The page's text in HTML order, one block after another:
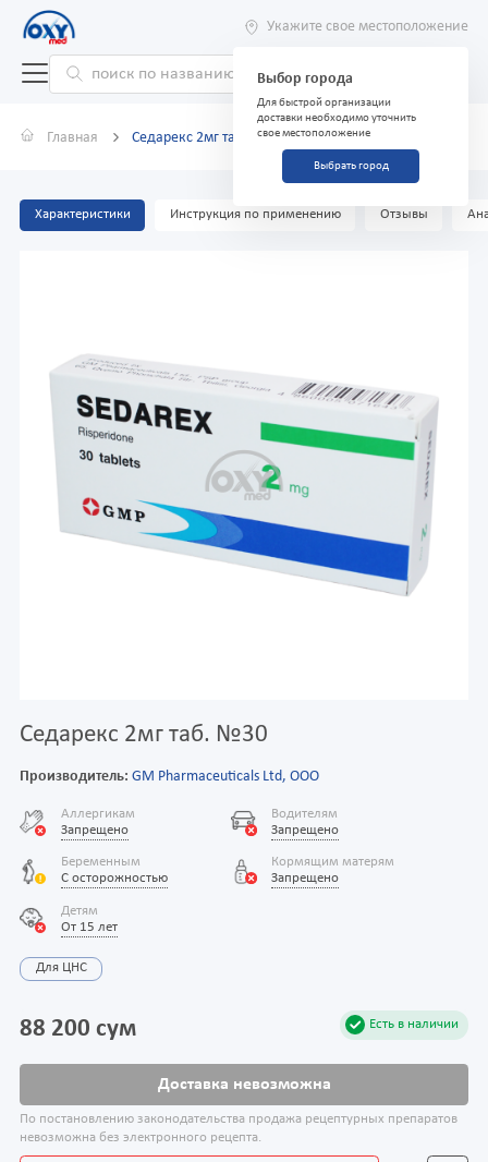
Укажите свое местоположение
Выбор города
Для быстрой организации
доставки необходимо уточнить
свое местоположение
Выбрать город
Главная Седарекс 2мг таб. №30
Характеристики Инструкция по применению Отзывы
Седарекс 2мг таб. №30
Производитель: GM Pharmaceuticals Ltd, OOO
Аллергикам
Запрещено
Водителям
Запрещено
Беременным
С осторожностью
Кормящим матерям
Запрещено
Детям
От 15 лет
Для ЦНС
Есть в наличии
88 200 сум
Доставка невозможна
По постановлению законодательства продажа рецептурных препаратов
невозможна без электронного рецепта.